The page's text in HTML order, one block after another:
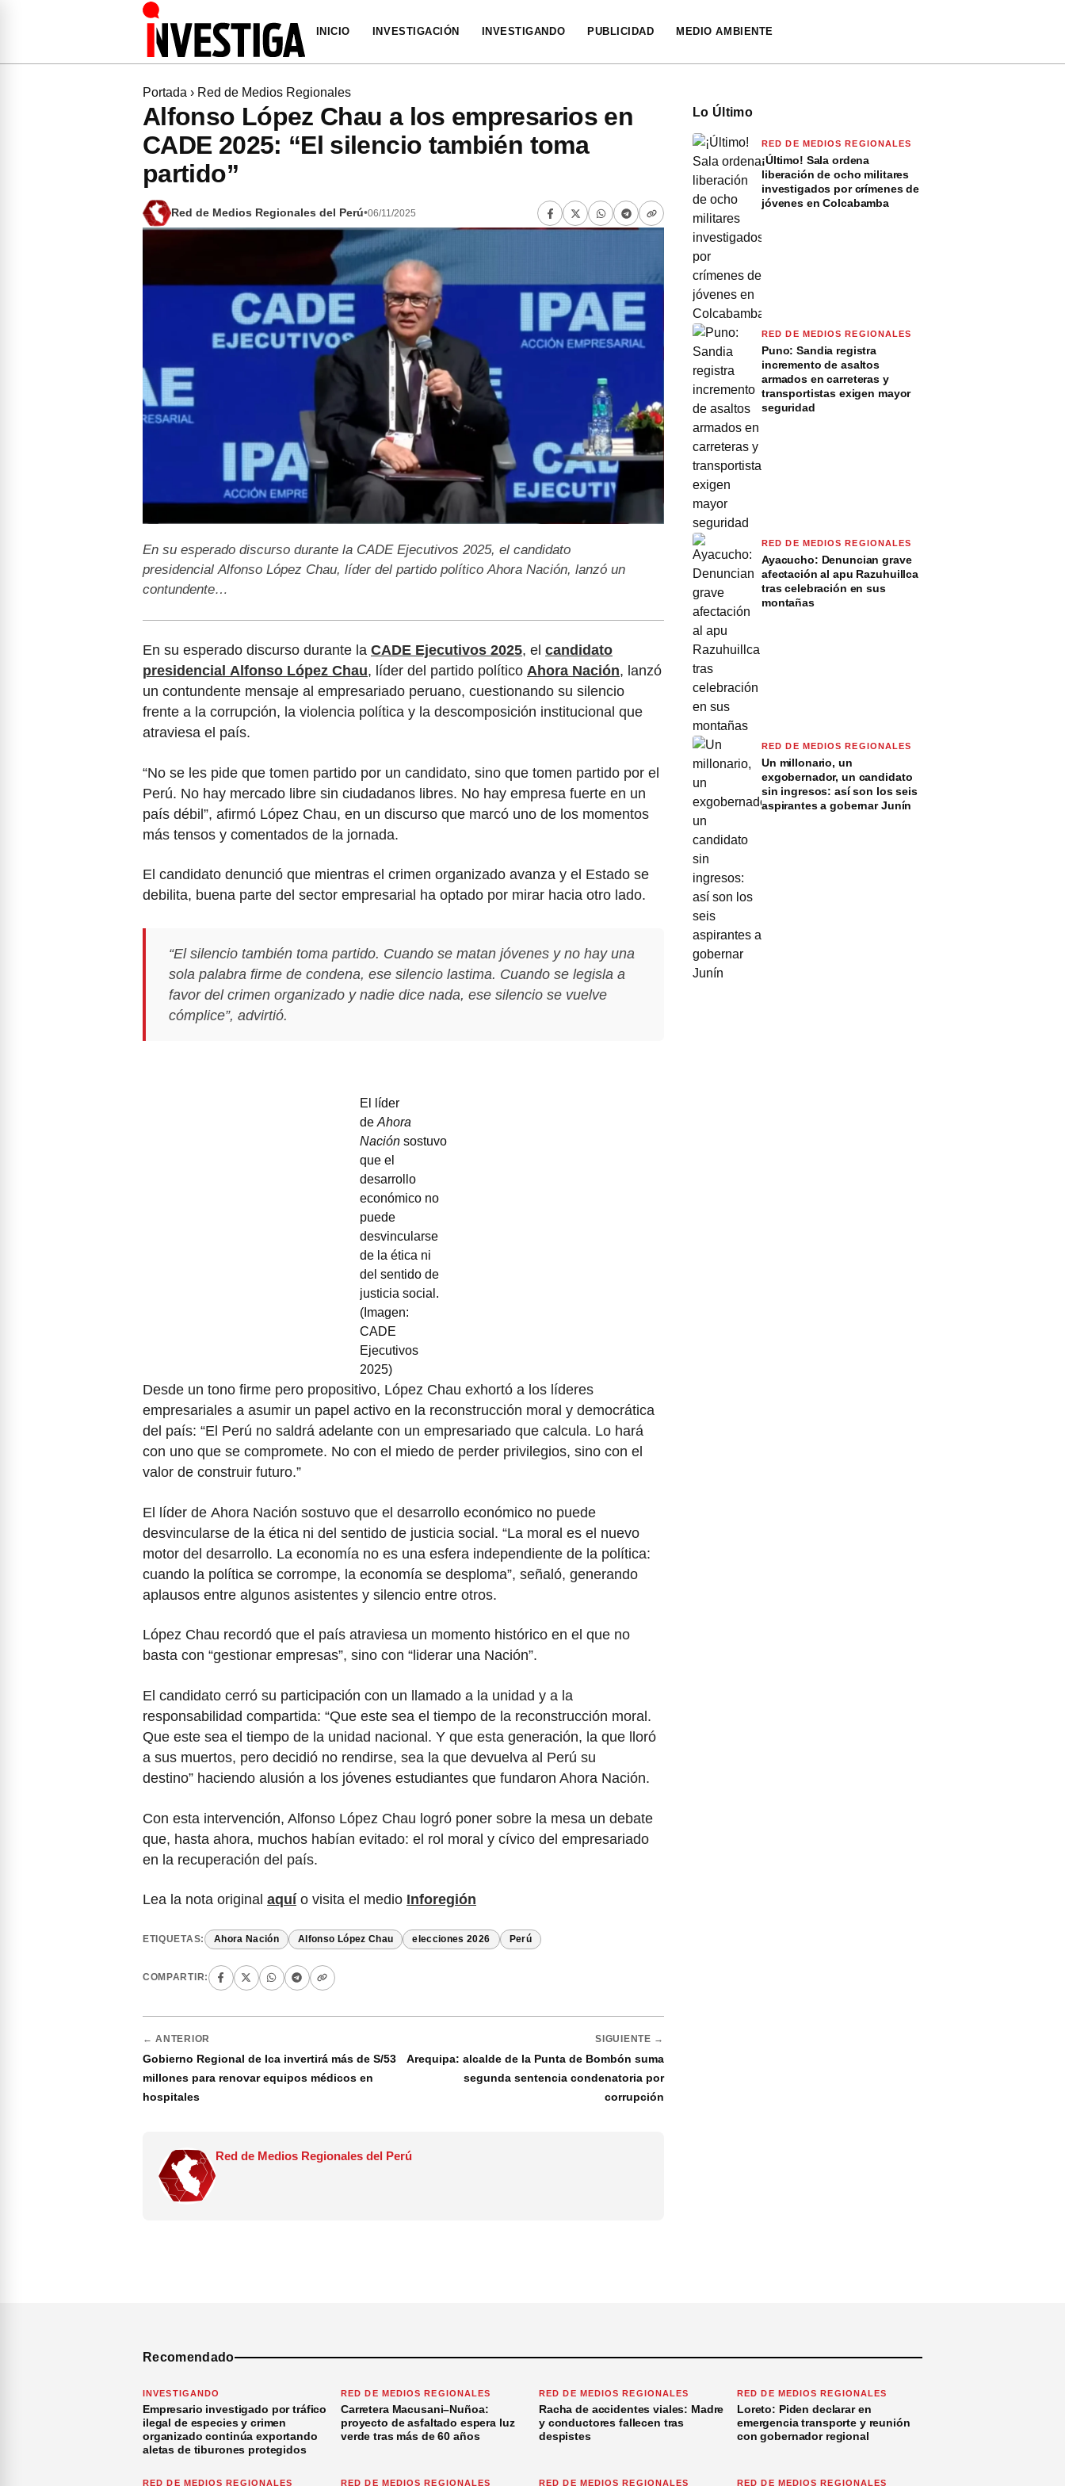
INICIO INVESTIGACIÓN INVESTIGANDO PUBLICIDAD MEDIO AMBIENTE
Portada › Red de Medios Regionales
Alfonso López Chau a los empresarios en
CADE 2025: “El silencio también toma
partido”
Red de Medios Regionales del Perú•06/11/2025
En su esperado discurso durante la CADE Ejecutivos 2025, el candidato
presidencial Alfonso López Chau, líder del partido político Ahora Nación, lanzó un
contundente…
En su esperado discurso durante la CADE Ejecutivos 2025, el candidato
presidencial Alfonso López Chau, líder del partido político Ahora Nación, lanzó
un contundente mensaje al empresariado peruano, cuestionando su silencio
frente a la corrupción, la violencia política y la descomposición institucional que
atraviesa el país.
“No se les pide que tomen partido por un candidato, sino que tomen partido por el
Perú. No hay mercado libre sin ciudadanos libres. No hay empresa fuerte en un
país débil”, afirmó López Chau, en un discurso que marcó uno de los momentos
más tensos y comentados de la jornada.
El candidato denunció que mientras el crimen organizado avanza y el Estado se
debilita, buena parte del sector empresarial ha optado por mirar hacia otro lado.
“El silencio también toma partido. Cuando se matan jóvenes y no hay una
sola palabra firme de condena, ese silencio lastima. Cuando se legisla a
favor del crimen organizado y nadie dice nada, ese silencio se vuelve
cómplice”, advirtió.
El líder
de Ahora
Nación sostuvo
que el
desarrollo
económico no
puede
desvincularse
de la ética ni
del sentido de
justicia social.
(Imagen:
CADE
Ejecutivos
2025)
Desde un tono firme pero propositivo, López Chau exhortó a los líderes
empresariales a asumir un papel activo en la reconstrucción moral y democrática
del país: “El Perú no saldrá adelante con un empresariado que calcula. Lo hará
con uno que se compromete. No con el miedo de perder privilegios, sino con el
valor de construir futuro.”
El líder de Ahora Nación sostuvo que el desarrollo económico no puede
desvincularse de la ética ni del sentido de justicia social. “La moral es el nuevo
motor del desarrollo. La economía no es una esfera independiente de la política:
cuando la política se corrompe, la economía se desploma”, señaló, generando
aplausos entre algunos asistentes y silencio entre otros.
López Chau recordó que el país atraviesa un momento histórico en el que no
basta con “gestionar empresas”, sino con “liderar una Nación”.
El candidato cerró su participación con un llamado a la unidad y a la
responsabilidad compartida: “Que este sea el tiempo de la reconstrucción moral.
Que este sea el tiempo de la unidad nacional. Y que esta generación, la que lloró
a sus muertos, pero decidió no rendirse, sea la que devuelva al Perú su
destino” haciendo alusión a los jóvenes estudiantes que fundaron Ahora Nación.
Con esta intervención, Alfonso López Chau logró poner sobre la mesa un debate
que, hasta ahora, muchos habían evitado: el rol moral y cívico del empresariado
en la recuperación del país.
Lea la nota original aquí o visita el medio Inforegión
ETIQUETAS: Ahora Nación Alfonso López Chau elecciones 2026 Perú
COMPARTIR:
← ANTERIOR
Gobierno Regional de Ica invertirá más de S/53
millones para renovar equipos médicos en
hospitales
SIGUIENTE →
Arequipa: alcalde de la Punta de Bombón suma
segunda sentencia condenatoria por
corrupción
Red de Medios Regionales del Perú
Lo Último
RED DE MEDIOS REGIONALES
¡Último! Sala ordena
liberación de ocho militares
investigados por crímenes de
jóvenes en Colcabamba
RED DE MEDIOS REGIONALES
Puno: Sandia registra
incremento de asaltos
armados en carreteras y
transportistas exigen mayor
seguridad
RED DE MEDIOS REGIONALES
Ayacucho: Denuncian grave
afectación al apu Razuhuillca
tras celebración en sus
montañas
RED DE MEDIOS REGIONALES
Un millonario, un
exgobernador, un candidato
sin ingresos: así son los seis
aspirantes a gobernar Junín
Recomendado
INVESTIGANDO
Empresario investigado por tráfico
ilegal de especies y crimen
organizado continúa exportando
aletas de tiburones protegidos
RED DE MEDIOS REGIONALES
Carretera Macusani–Nuñoa:
proyecto de asfaltado espera luz
verde tras más de 60 años
RED DE MEDIOS REGIONALES
Racha de accidentes viales: Madre
y conductores fallecen tras
despistes
RED DE MEDIOS REGIONALES
Loreto: Piden declarar en
emergencia transporte y reunión
con gobernador regional
RED DE MEDIOS REGIONALES RED DE MEDIOS REGIONALES RED DE MEDIOS REGIONALES RED DE MEDIOS REGIONALES